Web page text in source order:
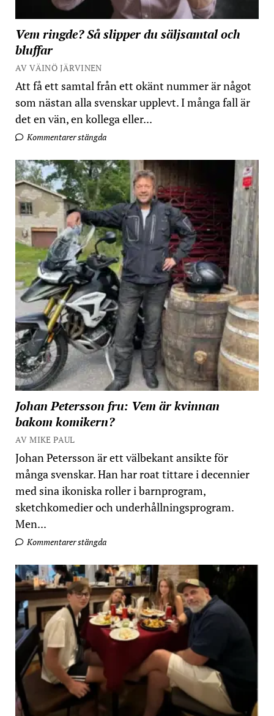
Vem ringde? Så slipper du säljsamtal och
bluffar
AV VÄINÖ JÄRVINEN
Att få ett samtal från ett okänt nummer är något
som nästan alla svenskar upplevt. I många fall är
det en vän, en kollega eller...
Kommentarer stängda
Johan Petersson fru: Vem är kvinnan
bakom komikern?
AV MIKE PAUL
Johan Petersson är ett välbekant ansikte för
många svenskar. Han har roat tittare i decennier
med sina ikoniska roller i barnprogram,
sketchkomedier och underhållningsprogram.
Men...
Kommentarer stängda